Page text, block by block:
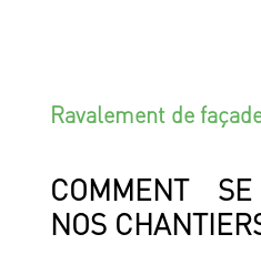
Ravalement de
COMMENT
NOS